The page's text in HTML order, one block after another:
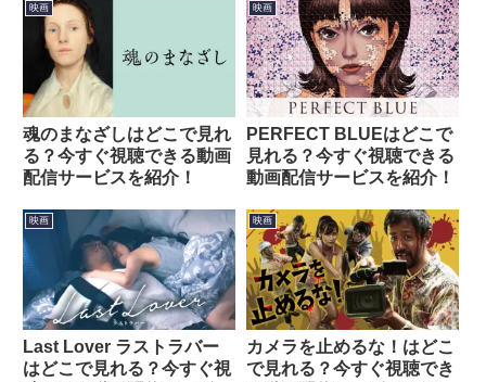
映画
魂のまなざしはどこで見れ
る？今すぐ視聴できる動画
配信サービスを紹介！
映画
PERFECT BLUEはどこで
見れる？今すぐ視聴できる
動画配信サービスを紹介！
映画
Last Lover ラストラバー
はどこで見れる？今すぐ視
映画
カメラを止めるな！はどこ
で見れる？今すぐ視聴でき